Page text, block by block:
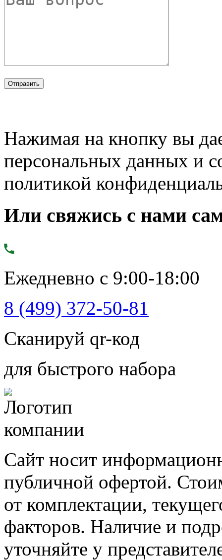
Нажимая на кнопку вы
персональных данных и
политикой
Или свяжись с нами
Ежедневно с 9:00-18:00
8 (499) 372-50-81
Сканируй qr-код
для быстрого набора
Сайт носит
публичной офертой.
от комплектации,
факторов. Наличие и
уточняйте у